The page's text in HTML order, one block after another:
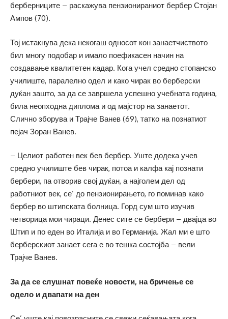
берберниците – раскажува пензионираниот бербер Стојан
Ампов (70).
Тој истакнува дека некогаш односот кон занаетчиството
бил многу подобар и имало поефикасен начин на
создавање квалитетен кадар. Кога учел средно стопанско
училиште, паралелно одел и како чирак во берберски
дуќан зашто, за да се завршела успешно учебната година,
била неопходна диплома и од мајстор на занаетот.
Слично зборува и Трајче Ванев (69), татко на познатиот
пејач Зоран Ванев.
– Целиот работен век бев бербер. Уште додека учев
средно училиште бев чирак, потоа и калфа кај познати
бербери, па отворив свој дуќан, а најголем дел од
работниот век, се’ до пензионирањето, го поминав како
бербер во штипската болница. Горд сум што изучив
четворица мои чираци. Денес сите се бербери – двајца во
Штип и по еден во Италија и во Германија. Жал ми е што
берберскиот занает сега е во тешка состојба – вели
Трајче Ванев.
За да се слушнат повеќе новости, на бричење се
одело и двапати на ден